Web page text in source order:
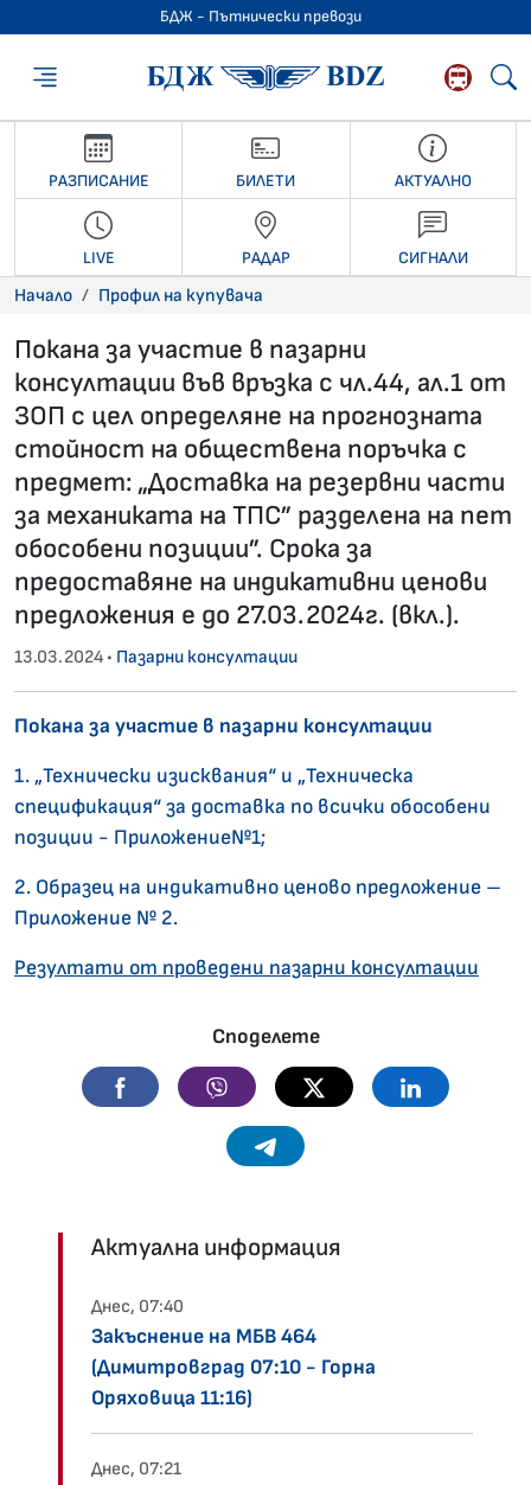
БДЖ - Пътнически превози
БДЖ -
РАЗПИСАНИЕ БИЛЕТИ АКТУАЛНО
LIVE РАДАР СИГНАЛИ
Начало Профил на купувача
Покана за участие в пазарни
консултации във връзка с чл.44, ал.1 от
ЗОП с цел определяне на прогнозната
стойност на обществена поръчка с
предмет: „Доставка на резервни части
за механиката на ТПС” разделена на пет
обособени позиции”. Срока за
предоставяне на индикативни ценови
предложения е до 27.03.2024г. (вкл.).
13.03.2024 • Пазарни консултации
Покана за участие в пазарни консултации
1. „Технически изисквания“ и „Техническа
спецификация“ за доставка по всички обособени
позиции - Приложение№1;
2. Образец на индикативно ценово предложение –
Приложение № 2.
Резултати от проведени пазарни консултации
Споделете
Facebook Viber Twitter Linkedin
Telegram
Актуална информация
Днес, 07:40
Закъснение на МБВ 464
(Димитровград 07:10 - Горна
Оряховица 11:16)
Днес, 07:21